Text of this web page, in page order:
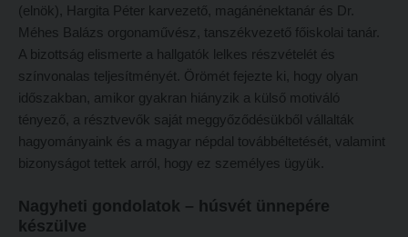
Pótfelvételi 2026
PK Felvételi Tájékoztató kiadvány
Intézményi pontok
Intézményi pontok igazolása
Hitéleti képzések jelentkezési lapja
Tudományos diákköri tevékenység
PedKaszt – Bethlen-pályázat
Kari kutatási pályázatok
Kari kiadványok
FELVÉTELIZŐKNEK
PK Felvételi Tájékoztató kiadvány
(elnök), Hargita Péter karvezető, magánénektanár és Dr.
Méhes Balázs orgonaművész, tanszékvezető főiskolai tanár.
A bizottság elismerte a hallgatók lelkes részvételét és
színvonalas teljesítményét. Örömét fejezte ki, hogy olyan
időszakban, amikor gyakran hiányzik a külső motiváló
tényező, a résztvevők saját meggyőződésükből vállalták
hagyományaink és a magyar népdal továbbéltetését, valamint
bizonyságot tettek arról, hogy ez személyes ügyük.
Nagyheti gondolatok – húsvét ünnepére
készülve